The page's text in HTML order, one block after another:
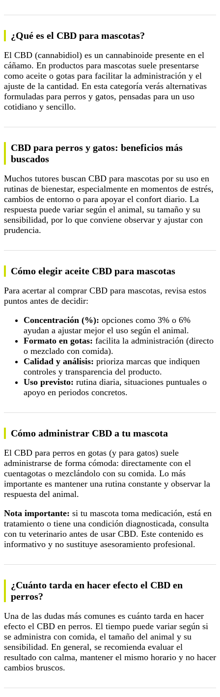
¿Qué es el CBD para mascotas?
El CBD (cannabidiol) es un cannabinoide presente en el
cáñamo. En productos para mascotas suele presentarse
como aceite o gotas para facilitar la administración y el
ajuste de la cantidad. En esta categoría verás alternativas
formuladas para perros y gatos, pensadas para un uso
cotidiano y sencillo.
CBD para perros y gatos: beneficios más
buscados
Muchos tutores buscan CBD para mascotas por su uso en
rutinas de bienestar, especialmente en momentos de estrés,
cambios de entorno o para apoyar el confort diario. La
respuesta puede variar según el animal, su tamaño y su
sensibilidad, por lo que conviene observar y ajustar con
prudencia.
Cómo elegir aceite CBD para mascotas
Para acertar al comprar CBD para mascotas, revisa estos
puntos antes de decidir:
Concentración (%): opciones como 3% o 6%
ayudan a ajustar mejor el uso según el animal.
Formato en gotas: facilita la administración (directo
o mezclado con comida).
Calidad y análisis: prioriza marcas que indiquen
controles y transparencia del producto.
Uso previsto: rutina diaria, situaciones puntuales o
apoyo en periodos concretos.
Cómo administrar CBD a tu mascota
El CBD para perros en gotas (y para gatos) suele
administrarse de forma cómoda: directamente con el
cuentagotas o mezclándolo con su comida. Lo más
importante es mantener una rutina constante y observar la
respuesta del animal.
Nota importante: si tu mascota toma medicación, está en
tratamiento o tiene una condición diagnosticada, consulta
con tu veterinario antes de usar CBD. Este contenido es
informativo y no sustituye asesoramiento profesional.
¿Cuánto tarda en hacer efecto el CBD en
perros?
Una de las dudas más comunes es cuánto tarda en hacer
efecto el CBD en perros. El tiempo puede variar según si
se administra con comida, el tamaño del animal y su
sensibilidad. En general, se recomienda evaluar el
resultado con calma, mantener el mismo horario y no hacer
cambios bruscos.